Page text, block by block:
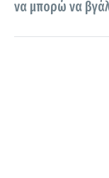
να μπορώ να